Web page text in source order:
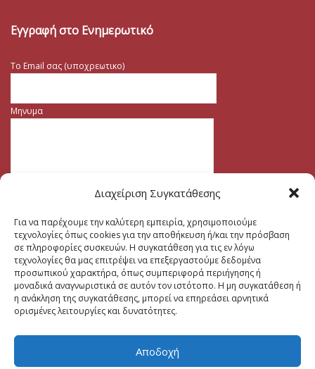
Διαχείριση Συγκατάθεσης
Για να παρέχουμε την καλύτερη εμπειρία, χρησιμοποιούμε
τεχνολογίες όπως cookies για την αποθήκευση ή/και την πρόσβαση
σε πληροφορίες συσκευών. Η συγκατάθεση για τις εν λόγω
τεχνολογίες θα μας επιτρέψει να επεξεργαστούμε δεδομένα
προσωπικού χαρακτήρα, όπως συμπεριφορά περιήγησης ή
μοναδικά αναγνωριστικά σε αυτόν τον ιστότοπο. Η μη συγκατάθεση ή
η ανάκληση της συγκατάθεσης, μπορεί να επηρεάσει αρνητικά
ορισμένες λειτουργίες και δυνατότητες.
Αποδοχή
Εγγραφή στο Ενημερωτικό
Το Email σας (υποχρεωτικο)
Μηνυμα